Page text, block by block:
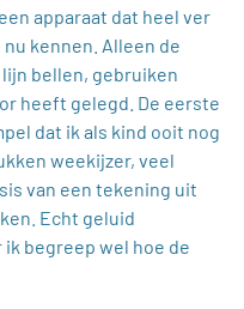
apparaat dat heel ver
kennen. Alleen de
bellen, gebruiken
heeft gelegd. De eerste
dat ik als kind ooit nog
weekijzer, veel
van een tekening uit
Echt geluid
begreep wel hoe de